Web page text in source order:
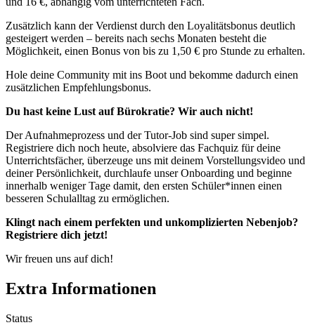
Zusätzlich kann der Verdienst durch den Loyalitätsbonus deutlich
gesteigert werden – bereits nach sechs Monaten besteht die
Möglichkeit, einen Bonus von bis zu 1,50 € pro Stunde zu erhalten.
Hole deine Community mit ins Boot und bekomme dadurch einen
zusätzlichen Empfehlungsbonus.
Du hast keine Lust auf Bürokratie? Wir auch nicht!
Der Aufnahmeprozess und der Tutor-Job sind super simpel.
Registriere dich noch heute, absolviere das Fachquiz für deine
Unterrichtsfächer, überzeuge uns mit deinem Vorstellungsvideo und
deiner Persönlichkeit, durchlaufe unser Onboarding und beginne
innerhalb weniger Tage damit, den ersten Schüler*innen einen
besseren Schulalltag zu ermöglichen.
Klingt nach einem perfekten und unkomplizierten Nebenjob?
Registriere dich jetzt!
Wir freuen uns auf dich!
Extra Informationen
Status